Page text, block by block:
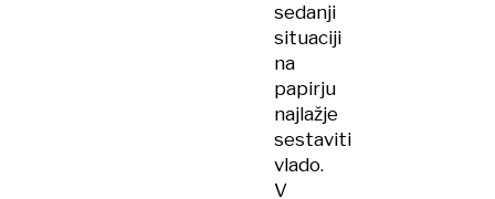
sedanji
situaciji
na
papirju
najlažje
sestaviti
vlado.
V